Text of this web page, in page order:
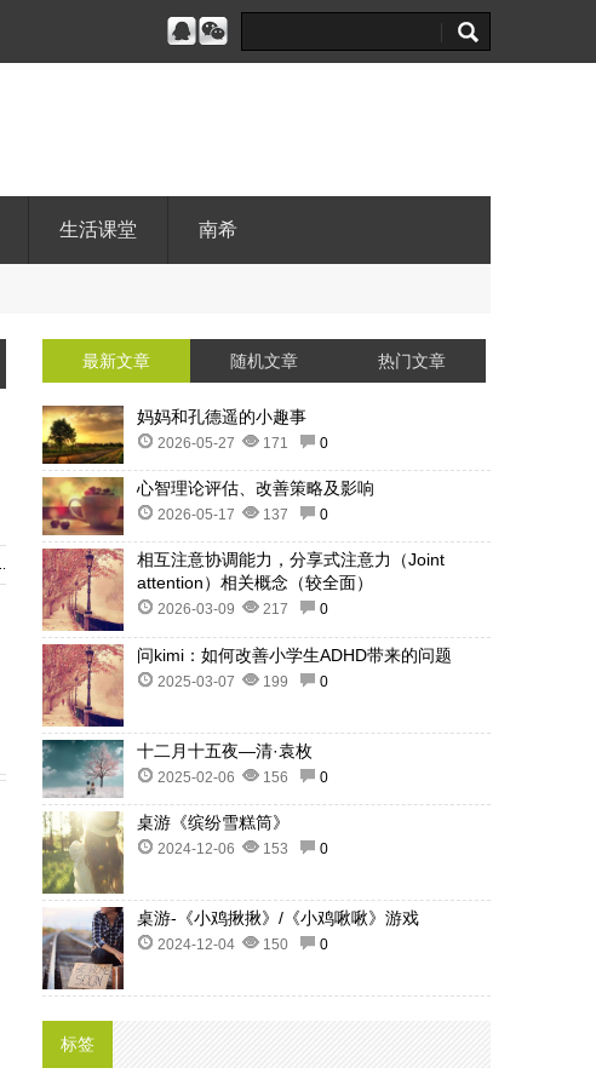
生活课堂 南希
最新文章 随机文章 热门文章
妈妈和孔德遥的小趣事
2026-05-27 171 0
心智理论评估、改善策略及影响
2026-05-17 137 0
相互注意协调能力，分享式注意力（Joint
attention）相关概念（较全面）
2026-03-09 217 0
问kimi：如何改善小学生ADHD带来的问题
2025-03-07 199 0
十二月十五夜—清·袁枚
2025-02-06 156 0
桌游《缤纷雪糕筒》
2024-12-06 153 0
桌游-《小鸡揪揪》/《小鸡啾啾》游戏
2024-12-04 150 0
标签